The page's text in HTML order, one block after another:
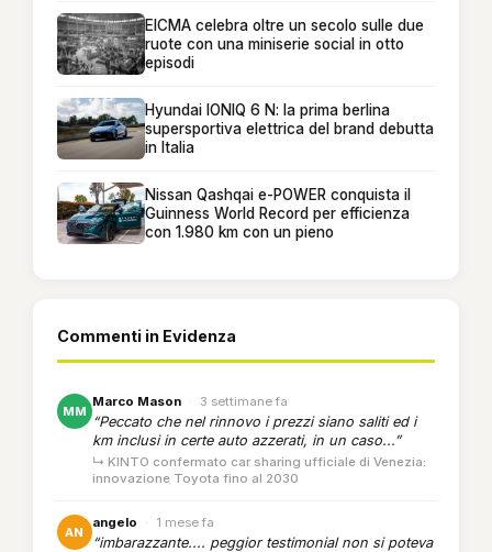
EICMA celebra oltre un secolo sulle due
ruote con una miniserie social in otto
episodi
Hyundai IONIQ 6 N: la prima berlina
supersportiva elettrica del brand debutta
in Italia
Nissan Qashqai e-POWER conquista il
Guinness World Record per efficienza
con 1.980 km con un pieno
Commenti in Evidenza
MM
Marco Mason · 3 settimane fa
“Peccato che nel rinnovo i prezzi siano saliti ed i
km inclusi in certe auto azzerati, in un caso...”
↳ KINTO confermato car sharing ufficiale di Venezia:
innovazione Toyota fino al 2030
AN
angelo · 1 mese fa
“imbarazzante.... peggior testimonial non si poteva